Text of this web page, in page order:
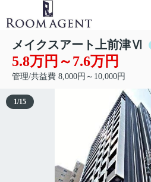
メイクスアート上前津Ⅵ
5.8万円～7.6万円
管理/共益費 8,000円～10,000円
1/15